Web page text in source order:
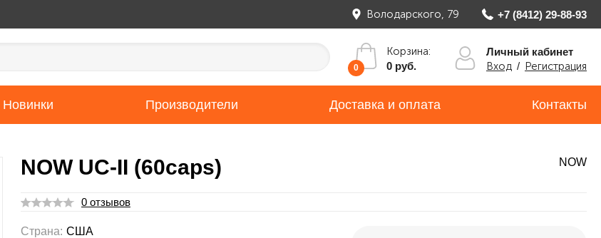
Володарского, 79 +7 (8412) 29-88-93
0
Корзина:
0 руб.
Личный кабинет
Вход / Регистрация
Новинки Производители Доставка и оплата Контакты
NOW UC-II (60caps) NOW
0 отзывов
Страна: США